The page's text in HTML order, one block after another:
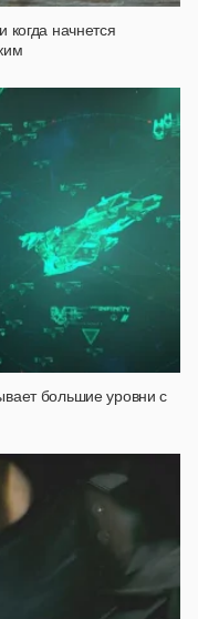
начнется
большие уровни с